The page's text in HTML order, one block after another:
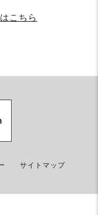
こちら
サイトマップ